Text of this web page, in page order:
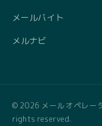
メールバイト
メルナビ
© 2026 メールオペレー
rights reserved.